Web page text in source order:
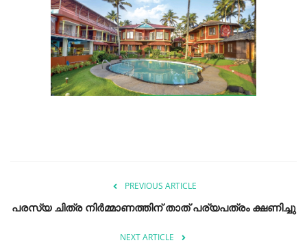
PREVIOUS ARTICLE
പരസ്യ ചിത്ര നിർമ്മാണത്തിന് താത് പര്യപത്രം ക്ഷണിച്ചു
NEXT ARTICLE